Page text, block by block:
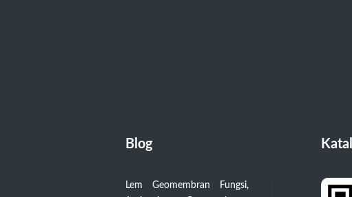
Blog
Lem Geomembran Fungsi,